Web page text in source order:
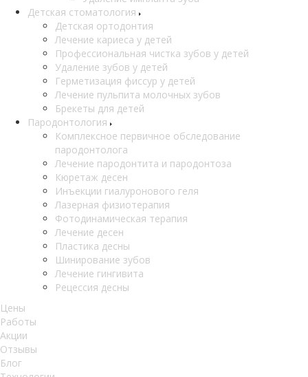
Детская стоматология
Детская ортодонтия
Лечение кариеса у детей
Профессиональная чистка зубов у детей
Удаление зубов у детей
Герметизация фиссур у детей
Лечение пульпита молочных зубов
Брекеты для детей
Пародонтология
Комплексное первичное обследование
пародонтолога
Лечение пародонтита и пародонтоза
Кюретаж десен
Инъекции гиалуронового геля
Лазерная физиотерапия
Фотодинамическая терапия
Лечение десен
Пластика десны
Шинирование зубов
Лечение гингивита
Рецессия десны
Цены
Работы
Акции
Отзывы
Блог